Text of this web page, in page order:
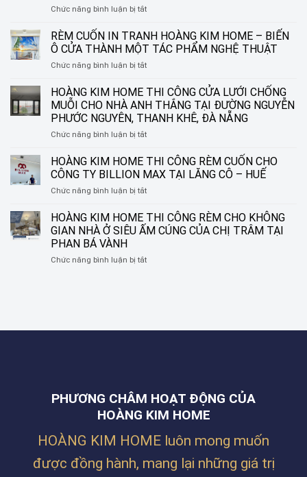
Chức năng bình luận bị tắtở
KIM
HOME
THI
CÔNG
SÁO
NHÔM
TẠI
ĐƯỜNG
NGUYỄN
SẮC,
LIÊN
ĐÀ
RÈM CUỐN IN TRANH HOÀNG KIM HOME – BIẾN
Ô CỬA THÀNH MỘT TÁC PHẨM NGHỆ THUẬT
Chức năng bình luận bị tắtở
CUỐN
IN
TRANH
HOÀNG
KIM
–
BIẾN
Ô
CỬA
MỘT
TÁC
THUẬT
HOÀNG KIM HOME THI CÔNG CỬA LƯỚI CHỐNG
MUỖI CHO NHÀ ANH THẮNG TẠI ĐƯỜNG NGUYỄN
PHƯỚC NGUYÊN, THANH KHÊ, ĐÀ NẴNG
Chức năng bình luận bị tắtở
KIM
HOME
THI
CÔNG
LƯỚI
CHỐNG
NHÀ
PHƯỚC
HOÀNG KIM HOME THI CÔNG RÈM CUỐN CHO
CÔNG TY BILLION MAX TẠI LĂNG CÔ – HUẾ
Chức năng bình luận bị tắtở
KIM
HOME
THI
RÈM
MAX
HOÀNG KIM HOME THI CÔNG RÈM CHO KHÔNG
GIAN NHÀ Ở SIÊU ẤM CÚNG CỦA CHỊ TRÂM TẠI
PHAN BÁ VÀNH
Chức năng bình luận bị tắtở
RÈM
SIÊU
ẤM
CÚNG
CỦA
CHỊ
TẠI
PHƯƠNG CHÂM HOẠT ĐỘNG CỦA
HOÀNG KIM HOME
HOÀNG KIM HOME luôn mong muốn
được đồng hành, mang lại những giá trị